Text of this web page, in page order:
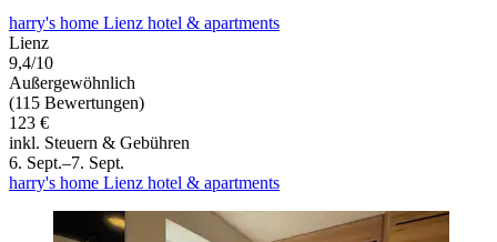
harry's home Lienz hotel & apartments
Lienz
9,4/10
Außergewöhnlich
(115 Bewertungen)
123 €
inkl. Steuern & Gebühren
6. Sept.–7. Sept.
harry's home Lienz hotel & apartments